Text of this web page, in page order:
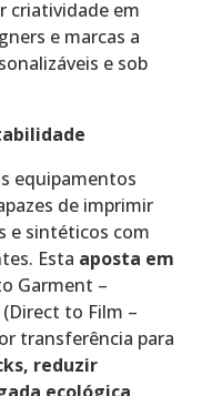
criatividade em
e marcas a
e sob
equipamentos
de imprimir
e sintéticos com
Esta aposta em
Garment –
to Film –
transferência para
reduzir